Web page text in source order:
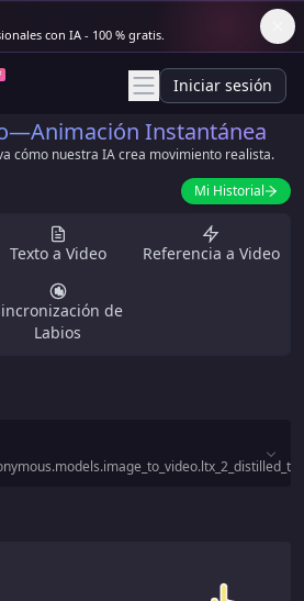
con IA - 100 % gratis.
Iniciar sesión
Instantánea
cómo nuestra IA crea movimiento realista.
Mi Historial
Texto a Video Referencia a Video
de
Labios